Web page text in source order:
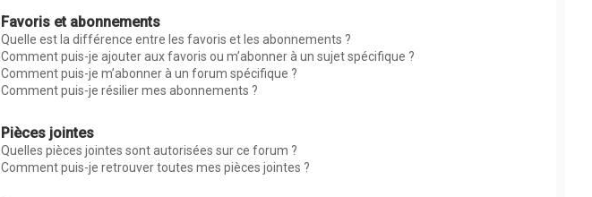
Favoris et abonnements
Quelle est la différence entre les favoris et les abonnements ?
Comment puis-je ajouter aux favoris ou m’abonner à un sujet spécifique ?
Comment puis-je m’abonner à un forum spécifique ?
Comment puis-je résilier mes abonnements ?
Pièces jointes
Quelles pièces jointes sont autorisées sur ce forum ?
Comment puis-je retrouver toutes mes pièces jointes ?